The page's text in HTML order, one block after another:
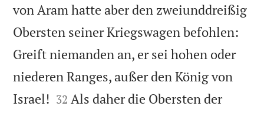
von Aram hatte aber den zweiunddreißig
Obersten seiner Kriegswagen befohlen:
Greift niemanden an, er sei hohen oder
niederen Ranges, außer den König von
Israel! 

32 Als daher die Obersten der